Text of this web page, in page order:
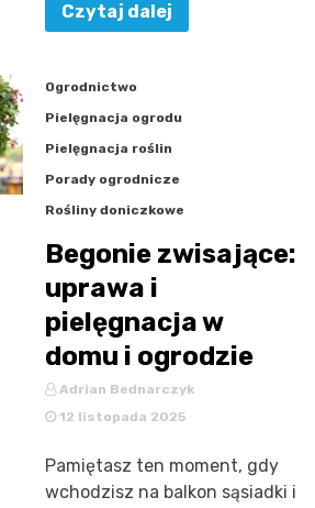
Czytaj dalej
Ogrodnictwo
Pielęgnacja ogrodu
Pielęgnacja roślin
Porady ogrodnicze
Rośliny doniczkowe
Begonie zwisające:
uprawa i
pielęgnacja w
domu i ogrodzie
Adrian Bednarczyk
12 listopada 2025
Pamiętasz ten moment, gdy
wchodzisz na balkon sąsiadki i